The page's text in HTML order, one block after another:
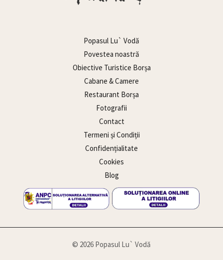
Popasul Lu` Vodă
Povestea noastră
Obiective Turistice Borșa
Cabane & Camere
Restaurant Borșa
Fotografii
Contact
Termeni și Condiții
Confidențialitate
Cookies
Blog
© 2026 Popasul Lu` Vodă